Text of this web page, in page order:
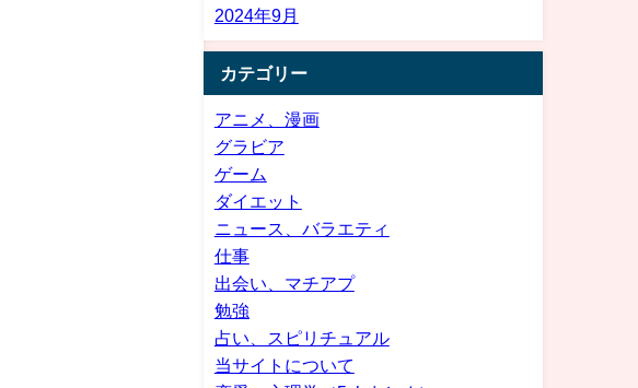
2024年9月
カテゴリー
アニメ、漫画
グラビア
ゲーム
ダイエット
ニュース、バラエティ
仕事
出会い、マチアプ
勉強
占い、スピリチュアル
当サイトについて